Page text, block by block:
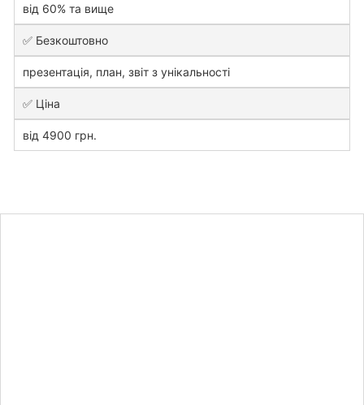
від 60% та вище
✅ Безкоштовно
презентація, план, звіт з унікальності
✅ Ціна
від 4900 грн.